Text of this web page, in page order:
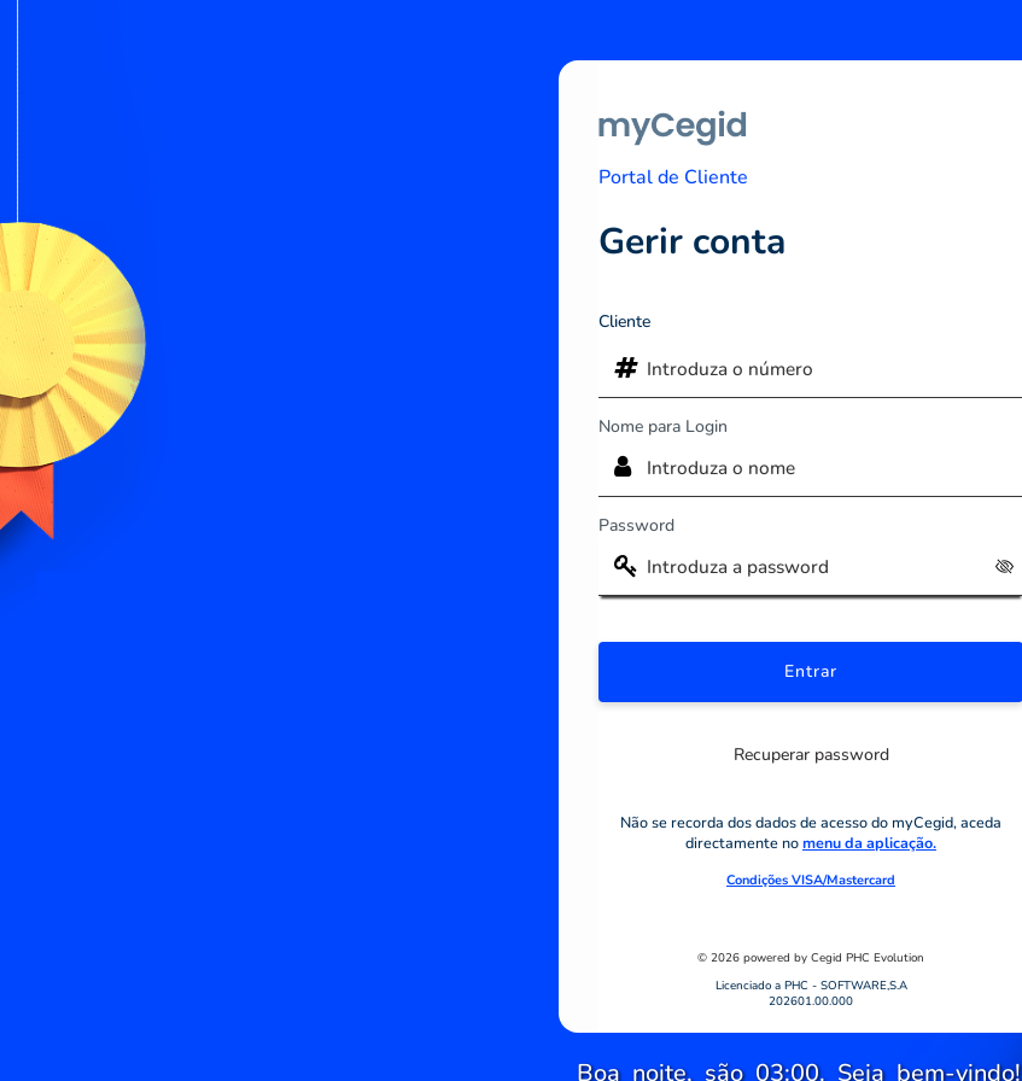
Portal de Cliente
Gerir conta
Cliente
Nome para Login
Password
Recuperar password
Não se recorda dos dados de acesso do myCegid, aceda
directamente nomenu da aplicação.
Condições VISA/Mastercard
© 2026 powered by Cegid PHC Evolution
Licenciado a PHC - SOFTWARE,S.A
202601.00.000
Boa noite, são 03:00. Seja bem-vindo!